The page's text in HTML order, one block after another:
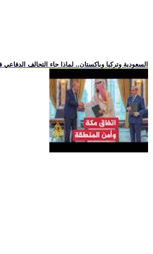
.. السعودية وتركيا وباكستان.. لماذا جاء التحالف الدفاعي